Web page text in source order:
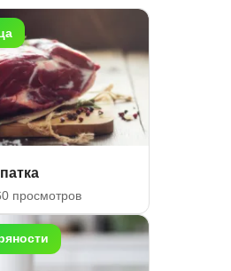
просмотров